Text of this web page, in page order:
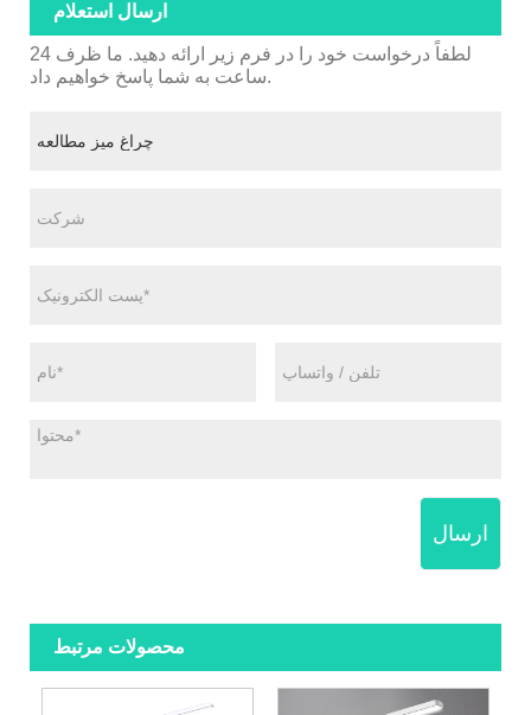
ارسال استعلام
لطفاً درخواست خود را در فرم زیر ارائه دهید. ما ظرف 24
ساعت به شما پاسخ خواهیم داد.
ارسال
محصولات مرتبط